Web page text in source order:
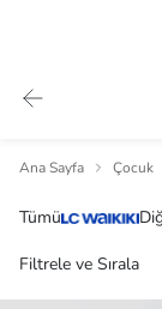
Ana Sayfa Çocuk
Tümü
Filtrele ve Sırala